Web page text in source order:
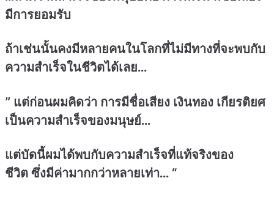
มีการยอมรับ
ถ้าเช่นนั้นคงมีหลายคนในโลกที่ไม่มีทางที่จะพบกับ
ความสำเร็จในชีวิตได้เลย…
” แต่ก่อนผมคิดว่า การมีชื่อเสียง เงินทอง เกียรติยศ
เป็นความสำเร็จของมนุษย์…
แต่บัดนี้ผมได้พบกับความสำเร็จที่แท้จริงของ
ชีวิต ซึ่งมีค่ามากกว่าหลายเท่า… “